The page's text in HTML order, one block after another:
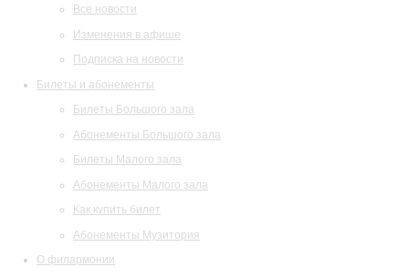
Все новости
Изменения в афише
Подписка на новости
Билеты и абонементы
Билеты Большого зала
Абонементы Большого зала
Билеты Малого зала
Абонементы Малого зала
Как купить билет
Абонементы Музитория
О филармонии